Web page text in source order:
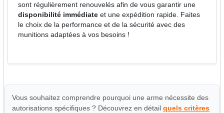
sont régulièrement renouvelés afin de vous garantir une
disponibilité immédiate et une expédition rapide. Faites
le choix de la performance et de la sécurité avec des
munitions adaptées à vos besoins !
Vous souhaitez comprendre pourquoi une arme nécessite des
autorisations spécifiques ? Découvrez en détailquels critères